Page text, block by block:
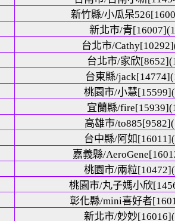
新竹縣/小瓜呆
新北市/青
台北市/
台北市/家欣
台東縣/
桃園市/小慧
宜蘭縣/
高雄市/
台中縣/阿如
嘉義縣/
桃園市/兩粒
桃園市/丸子媽小欣
彰化縣/mini喜好者
新北市/妙妙